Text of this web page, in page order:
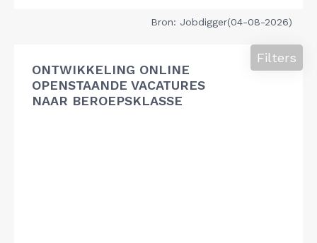
Bron: Jobdigger(04-08-2026)
ONTWIKKELING ONLINE
OPENSTAANDE VACATURES
NAAR BEROEPSKLASSE
Filters